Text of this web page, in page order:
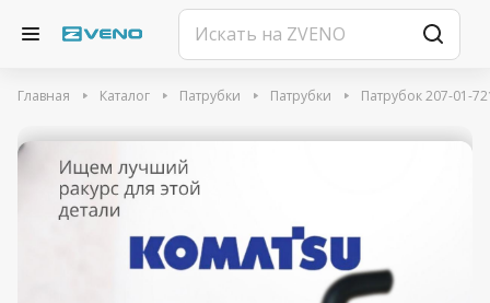
Главная Каталог Патрубки Патрубки Патрубок 207-01-